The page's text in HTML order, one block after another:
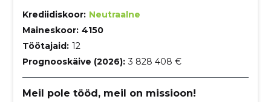
Krediidiskoor: Neutraalne
Maineskoor: 4150
Töötajaid: 12
Prognooskäive (2026): 3 828 408 €
Meil pole tööd, meil on missioon!